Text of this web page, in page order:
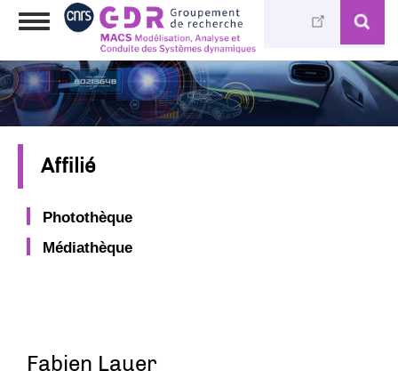
Aller
principal
Toggle
Affilié
Photothèque
Médiathèque
Fabien Lauer